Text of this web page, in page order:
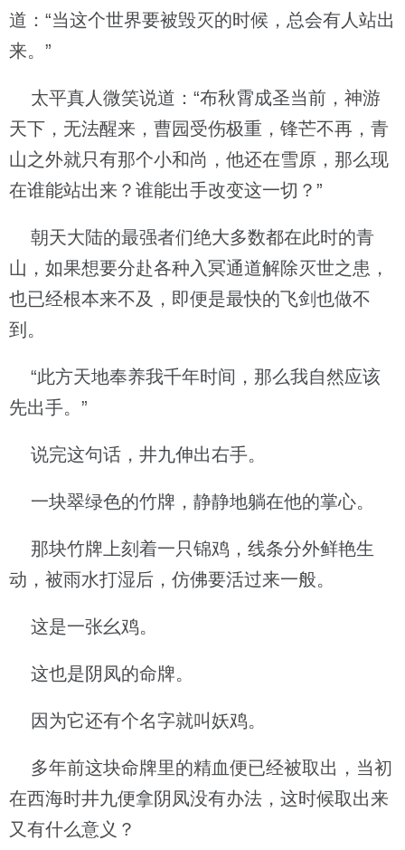
道：“当这个世界要被毁灭的时候，总会有人站出
来。”
太平真人微笑说道：“布秋霄成圣当前，神游
天下，无法醒来，曹园受伤极重，锋芒不再，青
山之外就只有那个小和尚，他还在雪原，那么现
在谁能站出来？谁能出手改变这一切？”
朝天大陆的最强者们绝大多数都在此时的青
山，如果想要分赴各种入冥通道解除灭世之患，
也已经根本来不及，即便是最快的飞剑也做不
到。
“此方天地奉养我千年时间，那么我自然应该
先出手。”
说完这句话，井九伸出右手。
一块翠绿色的竹牌，静静地躺在他的掌心。
那块竹牌上刻着一只锦鸡，线条分外鲜艳生
动，被雨水打湿后，仿佛要活过来一般。
这是一张幺鸡。
这也是阴凤的命牌。
因为它还有个名字就叫妖鸡。
多年前这块命牌里的精血便已经被取出，当初
在西海时井九便拿阴凤没有办法，这时候取出来
又有什么意义？